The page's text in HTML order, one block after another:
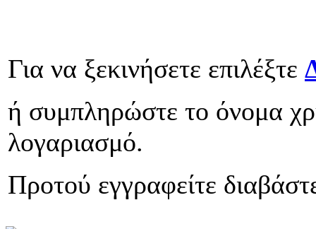
Για να ξεκινήσετε επιλέξτε
ή συμπληρώστε το όνομα
λογαριασμό.
Προτού εγγραφείτε